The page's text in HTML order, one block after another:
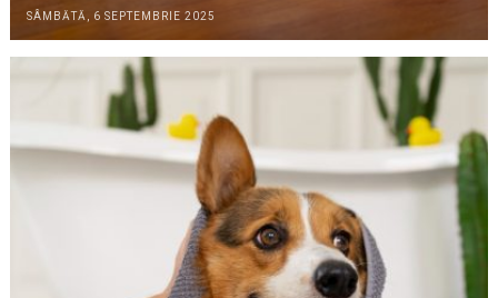
SÂMBĂTĂ, 6 SEPTEMBRIE 2025